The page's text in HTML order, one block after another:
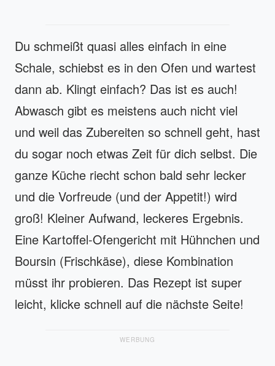
Du schmeißt quasi alles einfach in eine
Schale, schiebst es in den Ofen und wartest
dann ab. Klingt einfach? Das ist es auch!
Abwasch gibt es meistens auch nicht viel
und weil das Zubereiten so schnell geht, hast
du sogar noch etwas Zeit für dich selbst. Die
ganze Küche riecht schon bald sehr lecker
und die Vorfreude (und der Appetit!) wird
groß! Kleiner Aufwand, leckeres Ergebnis.
Eine Kartoffel-Ofengericht mit Hühnchen und
Boursin (Frischkäse), diese Kombination
müsst ihr probieren. Das Rezept ist super
leicht, klicke schnell auf die nächste Seite!
WERBUNG